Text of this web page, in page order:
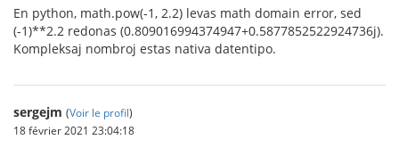
En python, math.pow(-1, 2.2) levas math domain error, sed
(-1)**2.2 redonas (0.809016994374947+0.5877852522924736j).
Kompleksaj nombroj estas nativa datentipo.
sergejm (Voir le profil)
18 février 2021 23:04:18